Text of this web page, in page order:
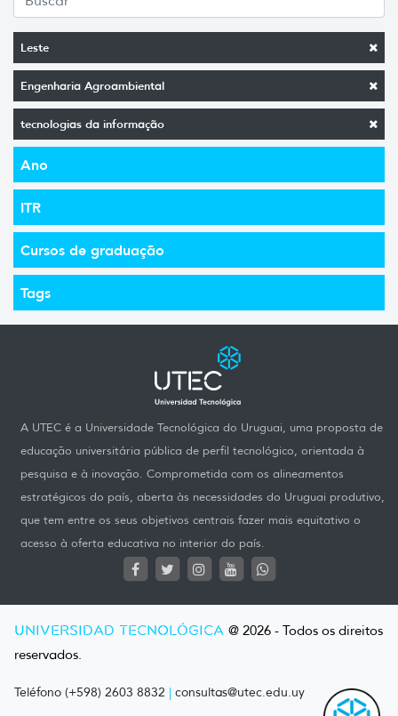
Leste
Engenharia Agroambiental
tecnologias da informação
Ano
ITR
Cursos de graduação
Tags
A UTEC é a Universidade Tecnológica do Uruguai, uma proposta de
educação universitária pública de perfil tecnológico, orientada à
pesquisa e à inovação. Comprometida com os alineamentos
estratégicos do país, aberta às necessidades do Uruguai produtivo,
que tem entre os seus objetivos centrais fazer mais equitativo o
acesso à oferta educativa no interior do país.
UNIVERSIDAD TECNOLÓGICA @ 2026 - Todos os direitos
reservados.
Teléfono (+598) 2603 8832 | consultas@utec.edu.uy